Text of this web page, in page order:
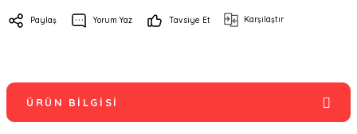
Paylaş Yorum Yaz Tavsiye Et Karşılaştır
ÜRÜN BILGISI